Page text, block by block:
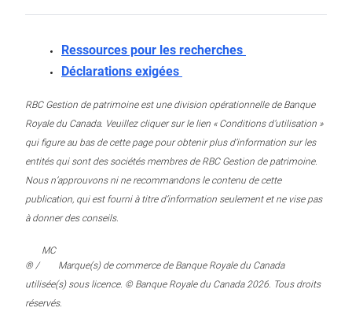
Ressources pour les recherches
Déclarations exigées
RBC Gestion de patrimoine est une division opérationnelle de Banque
Royale du Canada. Veuillez cliquer sur le lien « Conditions d’utilisation »
qui figure au bas de cette page pour obtenir plus d’information sur les
entités qui sont des sociétés membres de RBC Gestion de patrimoine.
Nous n’approuvons ni ne recommandons le contenu de cette
publication, qui est fourni à titre d’information seulement et ne vise pas
à donner des conseils.
® /
MC
Marque(s) de commerce de Banque Royale du Canada
utilisée(s) sous licence. © Banque Royale du Canada 2026. Tous droits
réservés.